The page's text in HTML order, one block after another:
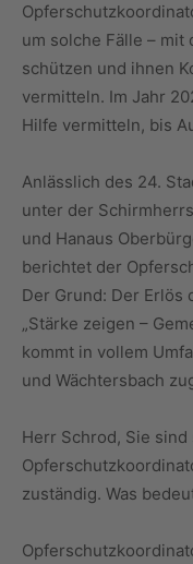
um solche Fälle –
schützen und ihnen
vermitteln. Im Jahr
Hilfe vermitteln, bis
Anlässlich des 24.
unter der
und Hanaus
berichtet der
Der Grund: Der Erlös
„Stärke zeigen –
kommt in vollem
und Wächtersbach
Herr Schrod, Sie sind
zuständig. Was